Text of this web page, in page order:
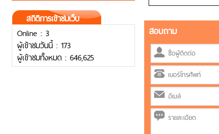
สถิติการเข้าชมเว็บ
Online : 3
ผู้เข้าชมวันนี้ : 173
ผู้เข้าชมทั้งหมด : 646,625
สอบถาม